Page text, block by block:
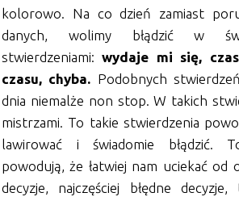
kolorowo. Na co dzień zamiast
danych, wolimy błądzić w
stwierdzeniami:wydaje mi się,
czasu, chyba. Podobnych
dnia niemalże non stop. W takich
mistrzami. To takie stwierdzenia
lawirować i świadomie błądzić.
powodują, że łatwiej nam uciekać od
decyzje, najczęściej błędne